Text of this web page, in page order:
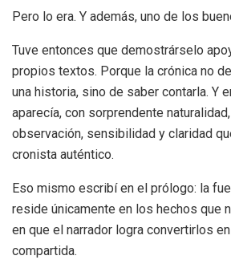
Pero lo era. Y además, uno de los
Tuve entonces que demostrárselo
propios textos. Porque la crónica no
una historia, sino de saber contarla. Y
aparecía, con sorprendente
observación, sensibilidad y claridad
cronista auténtico.
Eso mismo escribí en el prólogo: la
reside únicamente en los hechos que
en que el narrador logra convertirlos
compartida.